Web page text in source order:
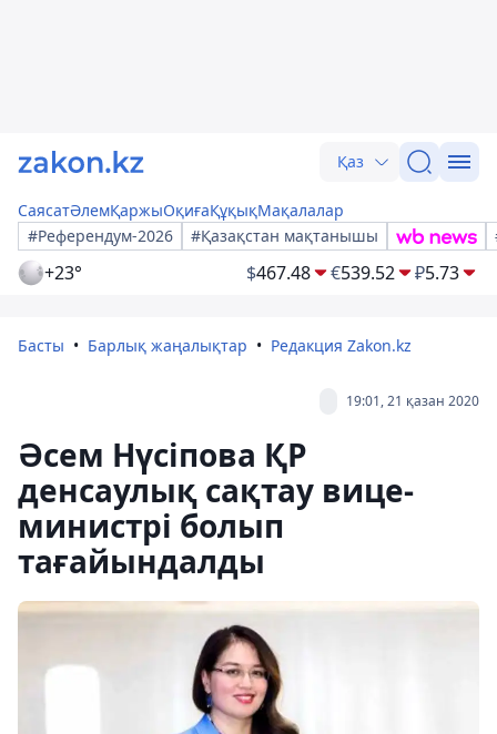
Қаз
СаясатӘлемҚаржыОқиғаҚұқықМақалалар
#Референдум-2026
#Қазақстан мақтанышы
+23° $467.48 €539.52 ₽5.73
Басты Барлық жаңалықтар Редакция Zakon.kz
19:01, 21 қазан 2020
Әсем Нүсіпова ҚР
денсаулық сақтау вице-
министрі болып
тағайындалды